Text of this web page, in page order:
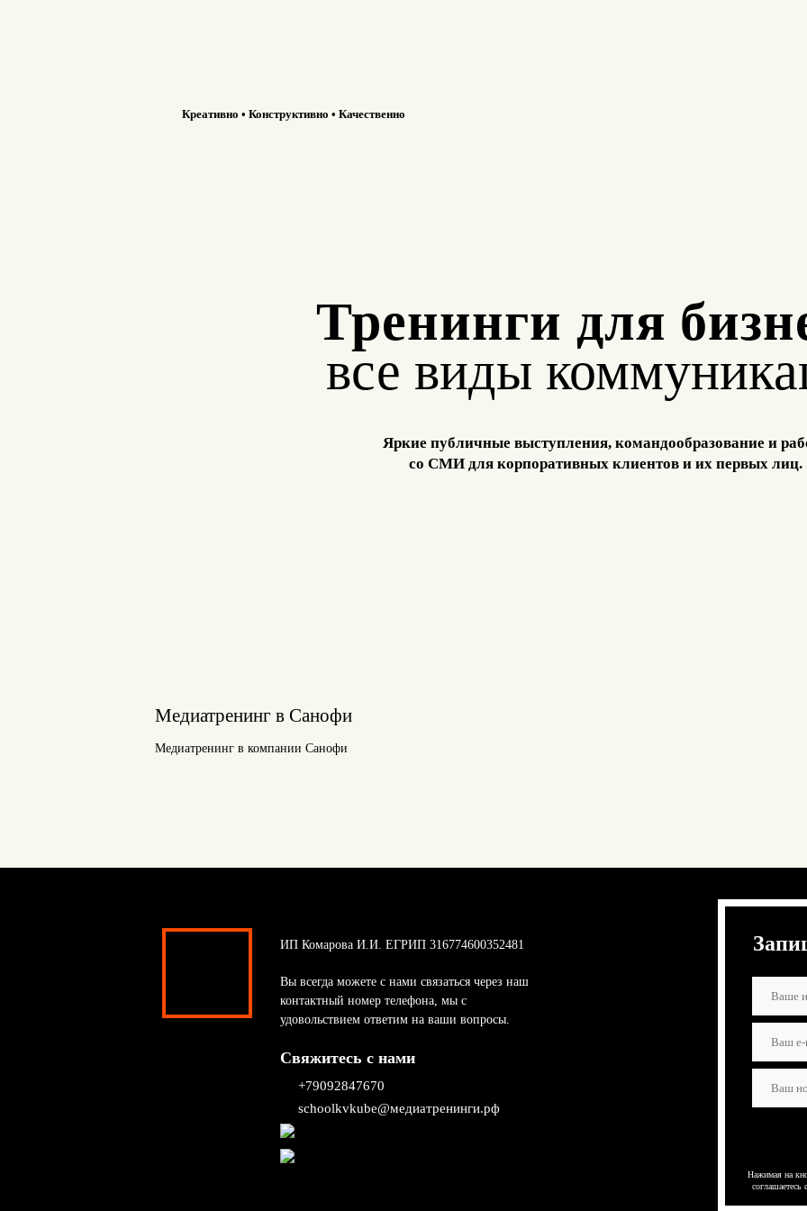
Креативно • Конструктивно • Качественно
Тренинги для
все виды
Яркие публичные выступления, командообразование и
со СМИ для корпоративных клиентов и их первых лиц.
Медиатренинг в Санофи
Медиатренинг в компании Санофи
ИП Комарова И.И. ЕГРИП 316774600352481
Вы всегда можете с нами связаться через наш
контактный номер телефона, мы с
удовольствием ответим на ваши вопросы.
Свяжитесь с нами
+79092847670
schoolkvkube@медиатренинги.рф
Нажимая на
соглашаетесь